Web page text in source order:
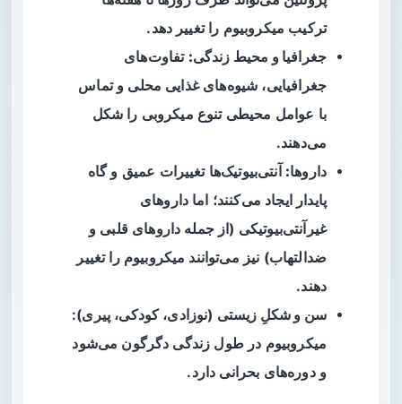
ترکیب میکروبیوم را تغییر دهد.
جغرافیا و محیط زندگی: تفاوت‌های
جغرافیایی، شیوه‌های غذایی محلی و تماس
با عوامل محیطی تنوع میکروبی را شکل
می‌دهند.
داروها: آنتی‌بیوتیک‌ها تغییرات عمیق و گاه
پایدار ایجاد می‌کنند؛ اما داروهای
غیرآنتی‌بیوتیکی (از جمله داروهای قلبی و
ضدالتهاب) نیز می‌توانند میکروبیوم را تغییر
دهند.
سن و شکلِ زیستی (نوزادی، کودکی، پیری):
میکروبیوم در طول زندگی دگرگون می‌شود
و دوره‌های بحرانی دارد.